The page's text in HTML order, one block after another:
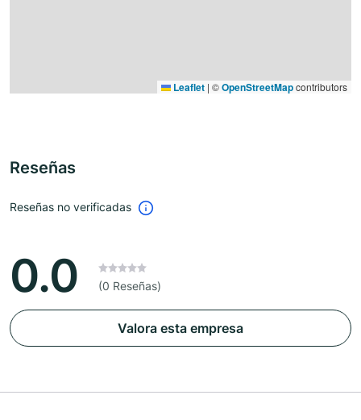
Leaflet | ©OpenStreetMapcontributors
Reseñas
Reseñas no verificadas
0.0 (0 Reseñas)
Valora esta empresa